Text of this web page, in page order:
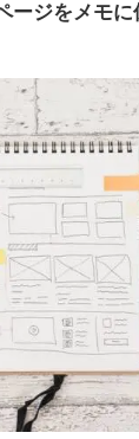
ージをメモに